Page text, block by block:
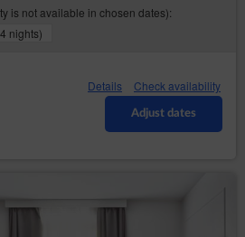
is not available in chosen dates):
nights)
Details Check availability
Adjust dates